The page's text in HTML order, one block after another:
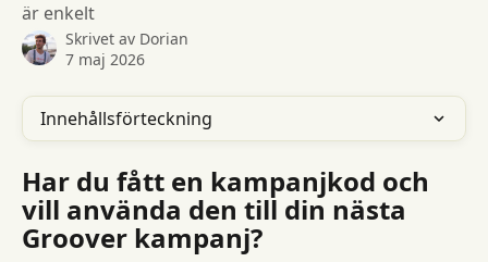
är enkelt
Skrivet av Dorian
7 maj 2026
Innehållsförteckning
Har du fått en kampanjkod och
vill använda den till din nästa
Groover kampanj?